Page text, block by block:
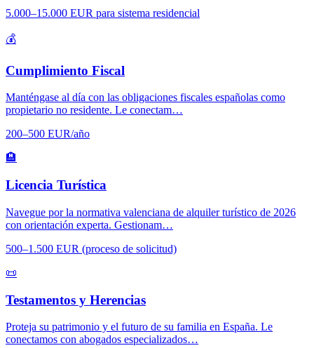
5.000–15.000 EUR para sistema residencial
💰
Cumplimiento Fiscal
Manténgase al día con las obligaciones fiscales españolas como
propietario no residente. Le conectam…
200–500 EUR/año
🏨
Licencia Turística
Navegue por la normativa valenciana de alquiler turístico de 2026
con orientación experta. Gestionam…
500–1.500 EUR (proceso de solicitud)
📜
Testamentos y Herencias
Proteja su patrimonio y el futuro de su familia en España. Le
conectamos con abogados especializados…